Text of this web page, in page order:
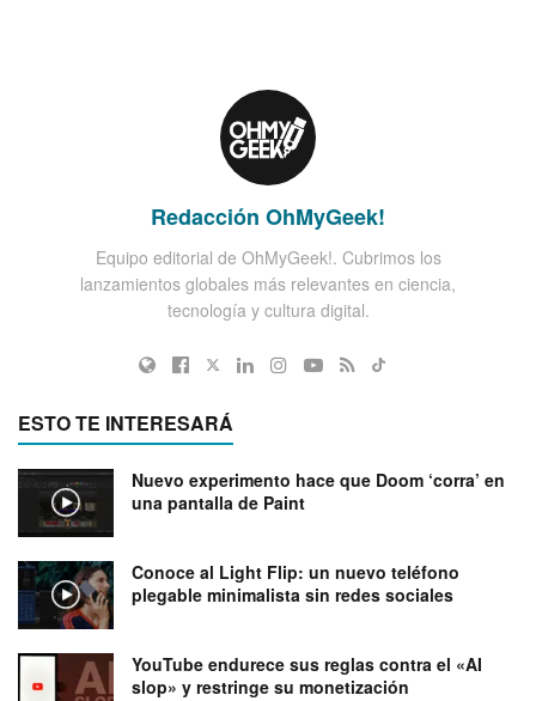
Redacción OhMyGeek!
Equipo editorial de OhMyGeek!. Cubrimos los
lanzamientos globales más relevantes en ciencia,
tecnología y cultura digital.
ESTO TE INTERESARÁ
Nuevo experimento hace que Doom ‘corra’ en
una pantalla de Paint
Conoce al Light Flip: un nuevo teléfono
plegable minimalista sin redes sociales
YouTube endurece sus reglas contra el «AI
slop» y restringe su monetización